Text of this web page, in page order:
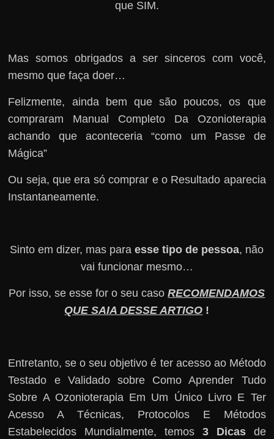
que SIM.
Mas somos obrigados a ser sinceros com você,
mesmo que faça doer…
Felizmente, ainda bem que são poucos, os que
compraram Manual Completo Da Ozonioterapia
achando que aconteceria “como um Passe de
Mágica”
Ou seja, que era só comprar e o Resultado aparecia
Instantaneamente.
Sinto em dizer, mas paraesse tipo de pessoa, não
vai funcionar mesmo…
Por isso, se esse for o seu casoRECOMENDAMOS
QUE SAIA DESSE ARTIGO !
Entretanto, se o seu objetivo é ter acesso ao Método
Testado e Validado sobre Como Aprender Tudo
Sobre A Ozonioterapia Em Um Único Livro E Ter
Acesso A Técnicas, Protocolos E Métodos
Estabelecidos Mundialmente, temos 3 Dicasde